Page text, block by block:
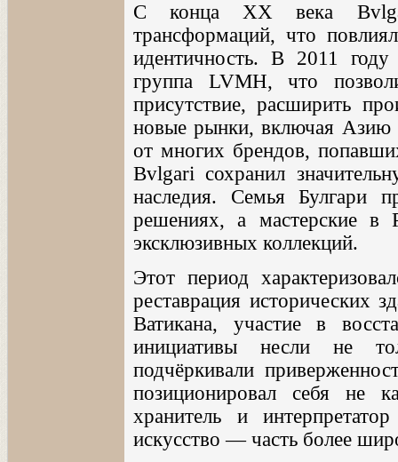
С конца XX века
трансформаций, что
идентичность. В 2011 году
группа LVMH, что
присутствие, расширить
новые рынки, включая Азию
от многих брендов,
Bvlgari сохранил
наследия. Семья Булгари
решениях, а мастерские в
эксклюзивных коллекций.
Этот период
реставрация исторических
Ватикана, участие в
инициативы несли не
подчёркивали
позиционировал себя не
хранитель и
искусство — часть более